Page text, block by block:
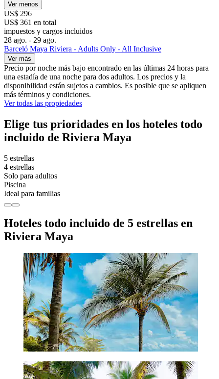
Ver menos
US$ 296
US$ 361 en total
impuestos y cargos incluidos
28 ago. - 29 ago.
Barceló Maya Riviera - Adults Only - All Inclusive
Ver más
Precio por noche más bajo encontrado en las últimas 24 horas para
una estadía de una noche para dos adultos. Los precios y la
disponibilidad están sujetos a cambios. Es posible que se apliquen
más términos y condiciones.
Ver todas las propiedades
Elige tus prioridades en los hoteles todo
incluido de Riviera Maya
5 estrellas
4 estrellas
Solo para adultos
Piscina
Ideal para familias
Hoteles todo incluido de 5 estrellas en
Riviera Maya